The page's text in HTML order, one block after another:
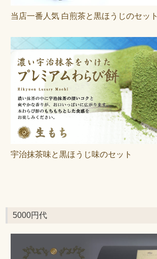
当店一番人気 白煎茶と黒ほうじのセット
宇治抹茶味と黒ほうじ味のセット
5000円代